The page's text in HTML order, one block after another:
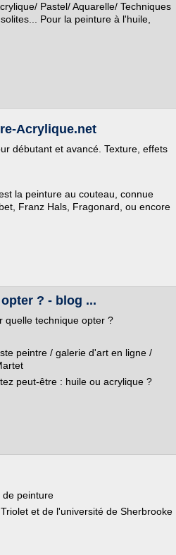
Pastel/ Aquarelle/ Techniques
Pour la peinture à l'huile,
Acrylique.net
débutant et avancé. Texture, effets
la peinture au couteau, connue
Franz Hals, Fragonard, ou encore
? - blog ...
quelle technique opter ?
peintre / galerie d'art en ligne /
peut-être : huile ou acrylique ?
de peinture
et de l'université de Sherbrooke